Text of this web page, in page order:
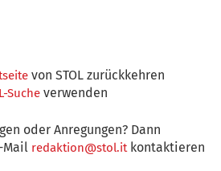
von STOL zurückkehren
Suche verwenden
oder Anregungen? Dann
Mail redaktion@stol.itkontaktieren